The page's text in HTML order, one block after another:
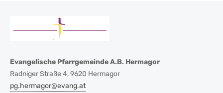
Evangelische Pfarrgemeinde A.B. Hermagor
Radniger Straße 4, 9620 Hermagor
pg.hermagor@evang.at